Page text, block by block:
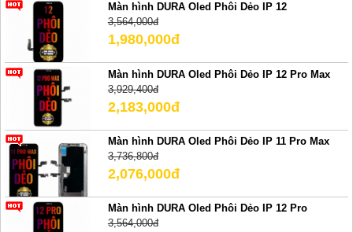
Màn hình DURA Oled Phôi Dẻo IP 12
3,564,000đ
1,980,000đ
Màn hình DURA Oled Phôi Dẻo IP 12 Pro Max
3,929,400đ
2,183,000đ
Màn hình DURA Oled Phôi Dẻo IP 11 Pro Max
3,736,800đ
2,076,000đ
Màn hình DURA Oled Phôi Dẻo IP 12 Pro
3,564,000đ